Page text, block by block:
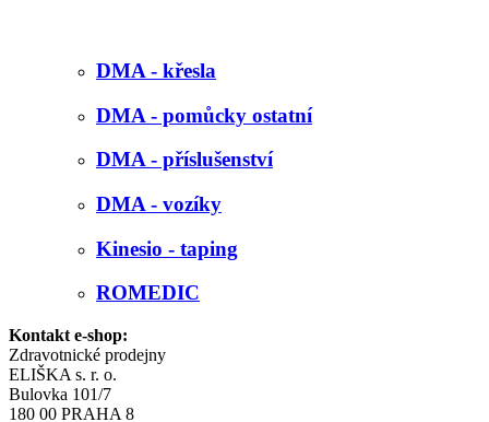
DMA - křesla
DMA - pomůcky ostatní
DMA - příslušenství
DMA - vozíky
Kinesio - taping
ROMEDIC
Kontakt e-shop:
Zdravotnické prodejny
ELIŠKA s. r. o.
Bulovka 101/7
180 00 PRAHA 8